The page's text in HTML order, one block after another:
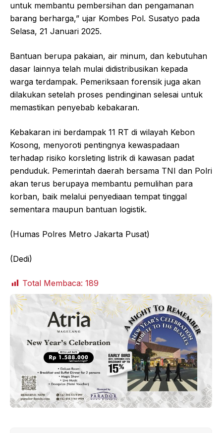
untuk membantu pembersihan dan pengamanan
barang berharga,” ujar Kombes Pol. Susatyo pada
Selasa, 21 Januari 2025.
Bantuan berupa pakaian, air minum, dan kebutuhan
dasar lainnya telah mulai didistribusikan kepada
warga terdampak. Pemeriksaan forensik juga akan
dilakukan setelah proses pendinginan selesai untuk
memastikan penyebab kebakaran.
Kebakaran ini berdampak 11 RT di wilayah Kebon
Kosong, menyoroti pentingnya kewaspadaan
terhadap risiko korsleting listrik di kawasan padat
penduduk. Pemerintah daerah bersama TNI dan Polri
akan terus berupaya membantu pemulihan para
korban, baik melalui penyediaan tempat tinggal
sementara maupun bantuan logistik.
(Humas Polres Metro Jakarta Pusat)
(Dedi)
Total Membaca: 189